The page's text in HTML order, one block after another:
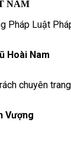
NAM
Pháp Luật
Hoài Nam
chuyên
Vượng